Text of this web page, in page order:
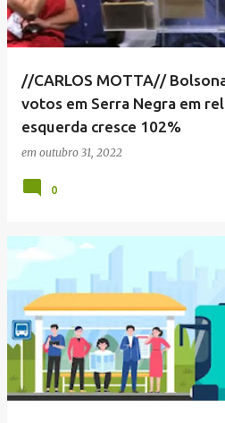
//CARLOS MOTTA//
votos em Serra Negra em
esquerda cresce 102%
em outubro 31, 2022
0